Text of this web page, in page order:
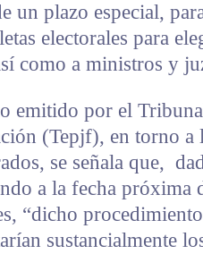
un plazo especial,
electorales para
como a ministros y
emitido por el
(Tepjf), en torno a
se señala que,
a la fecha próxima
“dicho
sustancialmente